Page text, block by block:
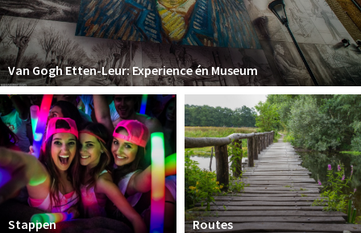
Van Gogh Etten-Leur: Experience én Museum
Stappen Routes